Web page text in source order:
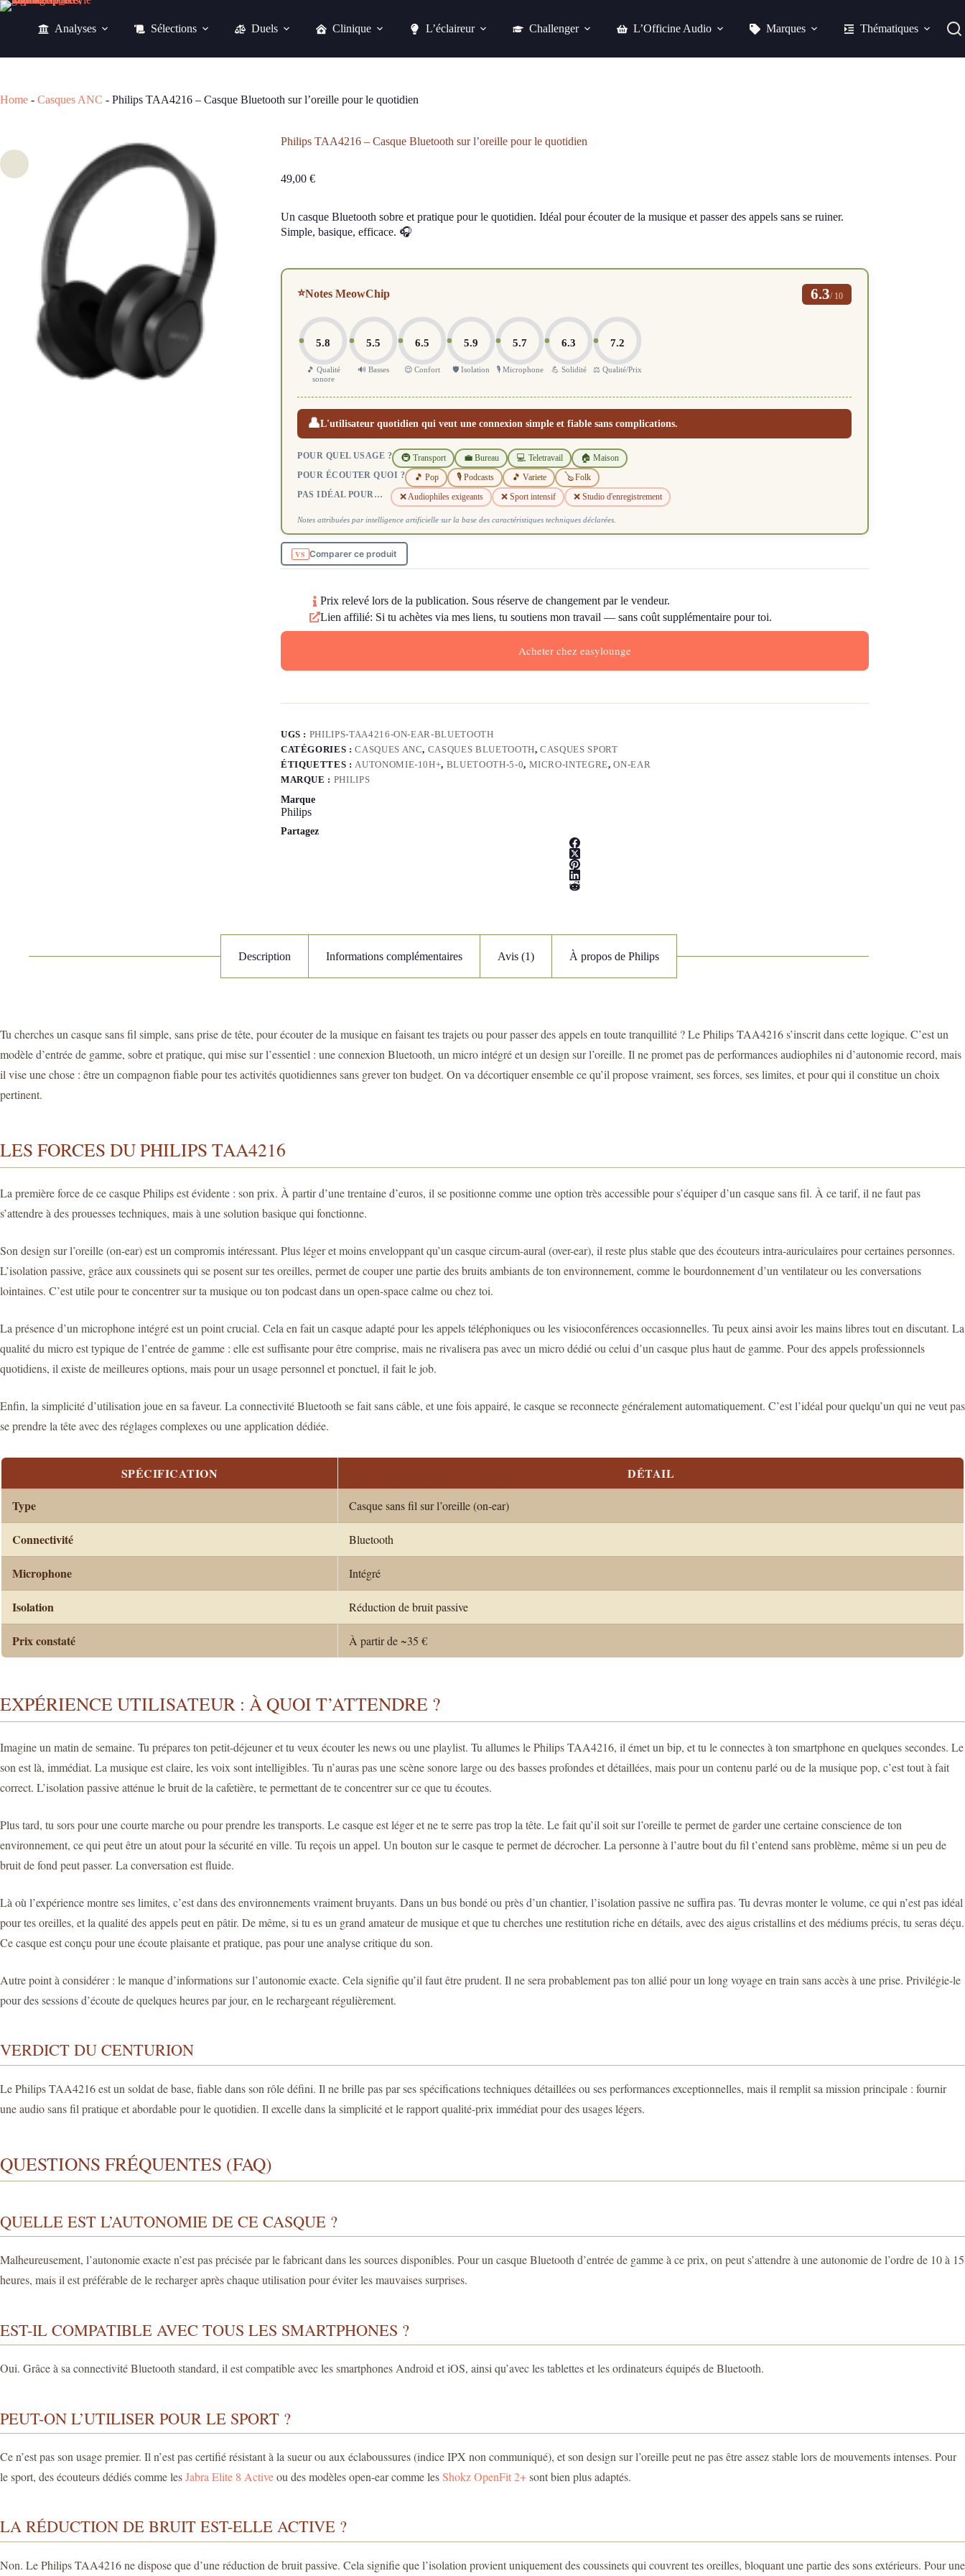
Passer
Analyses Sélections Duels Clinique L’éclaireur Challenger L’Officine Audio Marques Thématiques
Home - Casques ANC - Philips TAA4216 – Casque Bluetooth sur l’oreille pour le quotidien
Philips TAA4216 – Casque Bluetooth sur l’oreille pour le quotidien
49,00 €
Un casque Bluetooth sobre et pratique pour le quotidien. Idéal pour écouter de la musique et passer des appels sans se ruiner.
Simple, basique, efficace. 🎧
⭐Notes MeowChip 6.3/ 10
5.8
🎵 Qualité
sonore
5.5
🔊 Basses
6.5
😌 Confort
5.9
🛡️ Isolation
5.7
🎙️ Microphone
6.3
💪 Solidité
7.2
⚖️ Qualité/Prix
👤L'utilisateur quotidien qui veut une connexion simple et fiable sans complications.
POUR QUEL USAGE ? 🚇 Transport 💼 Bureau 💻 Teletravail 🏠 Maison
POUR ÉCOUTER QUOI ? 🎵 Pop 🎙️ Podcasts 🎵 Variete 🪕 Folk
PAS IDÉAL POUR… ❌ Audiophiles exigeants ❌ Sport intensif ❌ Studio d'enregistrement
Notes attribuées par intelligence artificielle sur la base des caractéristiques techniques déclarées.
Comparer ce produit
Prix relevé lors de la publication. Sous réserve de changement par le vendeur.
Lien affilié: Si tu achètes via mes liens, tu soutiens mon travail — sans coût supplémentaire pour toi.
Acheter chez easylounge
UGS : PHILIPS-TAA4216-ON-EAR-BLUETOOTH
CATÉGORIES :CASQUES ANC, CASQUES BLUETOOTH,CASQUES SPORT
ÉTIQUETTES : AUTONOMIE-10H+, BLUETOOTH-5-0, MICRO-INTEGRE,ON-EAR
MARQUE : PHILIPS
Marque
Philips
Partagez
Description Informations complémentaires Avis (1) À propos de Philips
Tu cherches un casque sans fil simple, sans prise de tête, pour écouter de la musique en faisant tes trajets ou pour passer des appels en toute tranquillité ? Le Philips TAA4216 s’inscrit dans cette logique. C’est un
modèle d’entrée de gamme, sobre et pratique, qui mise sur l’essentiel : une connexion Bluetooth, un micro intégré et un design sur l’oreille. Il ne promet pas de performances audiophiles ni d’autonomie record, mais
il vise une chose : être un compagnon fiable pour tes activités quotidiennes sans grever ton budget. On va décortiquer ensemble ce qu’il propose vraiment, ses forces, ses limites, et pour qui il constitue un choix
pertinent.
LES FORCES DU PHILIPS TAA4216
La première force de ce casque Philips est évidente : son prix. À partir d’une trentaine d’euros, il se positionne comme une option très accessible pour s’équiper d’un casque sans fil. À ce tarif, il ne faut pas
s’attendre à des prouesses techniques, mais à une solution basique qui fonctionne.
Son design sur l’oreille (on-ear) est un compromis intéressant. Plus léger et moins enveloppant qu’un casque circum-aural (over-ear), il reste plus stable que des écouteurs intra-auriculaires pour certaines personnes.
L’isolation passive, grâce aux coussinets qui se posent sur tes oreilles, permet de couper une partie des bruits ambiants de ton environnement, comme le bourdonnement d’un ventilateur ou les conversations
lointaines. C’est utile pour te concentrer sur ta musique ou ton podcast dans un open-space calme ou chez toi.
La présence d’un microphone intégré est un point crucial. Cela en fait un casque adapté pour les appels téléphoniques ou les visioconférences occasionnelles. Tu peux ainsi avoir les mains libres tout en discutant. La
qualité du micro est typique de l’entrée de gamme : elle est suffisante pour être comprise, mais ne rivalisera pas avec un micro dédié ou celui d’un casque plus haut de gamme. Pour des appels professionnels
quotidiens, il existe de meilleures options, mais pour un usage personnel et ponctuel, il fait le job.
Enfin, la simplicité d’utilisation joue en sa faveur. La connectivité Bluetooth se fait sans câble, et une fois appairé, le casque se reconnecte généralement automatiquement. C’est l’idéal pour quelqu’un qui ne veut pas
se prendre la tête avec des réglages complexes ou une application dédiée.
SPÉCIFICATION
DÉTAIL
Type
Casque sans fil sur l’oreille (on-ear)
Connectivité Bluetooth
Microphone Intégré
Isolation Réduction de bruit passive
Prix constaté À partir de ~35 €
EXPÉRIENCE UTILISATEUR : À QUOI T’ATTENDRE ?
Imagine un matin de semaine. Tu prépares ton petit-déjeuner et tu veux écouter les news ou une playlist. Tu allumes le Philips TAA4216, il émet un bip, et tu le connectes à ton smartphone en quelques secondes. Le
son est là, immédiat. La musique est claire, les voix sont intelligibles. Tu n’auras pas une scène sonore large ou des basses profondes et détaillées, mais pour un contenu parlé ou de la musique pop, c’est tout à fait
correct. L’isolation passive atténue le bruit de la cafetière, te permettant de te concentrer sur ce que tu écoutes.
Plus tard, tu sors pour une courte marche ou pour prendre les transports. Le casque est léger et ne te serre pas trop la tête. Le fait qu’il soit sur l’oreille te permet de garder une certaine conscience de ton
environnement, ce qui peut être un atout pour la sécurité en ville. Tu reçois un appel. Un bouton sur le casque te permet de décrocher. La personne à l’autre bout du fil t’entend sans problème, même si un peu de
bruit de fond peut passer. La conversation est fluide.
Là où l’expérience montre ses limites, c’est dans des environnements vraiment bruyants. Dans un bus bondé ou près d’un chantier, l’isolation passive ne suffira pas. Tu devras monter le volume, ce qui n’est pas idéal
pour tes oreilles, et la qualité des appels peut en pâtir. De même, si tu es un grand amateur de musique et que tu cherches une restitution riche en détails, avec des aigus cristallins et des médiums précis, tu seras déçu.
Ce casque est conçu pour une écoute plaisante et pratique, pas pour une analyse critique du son.
Autre point à considérer : le manque d’informations sur l’autonomie exacte. Cela signifie qu’il faut être prudent. Il ne sera probablement pas ton allié pour un long voyage en train sans accès à une prise. Privilégie-le
pour des sessions d’écoute de quelques heures par jour, en le rechargeant régulièrement.
VERDICT DU CENTURION
Le Philips TAA4216 est un soldat de base, fiable dans son rôle défini. Il ne brille pas par ses spécifications techniques détaillées ou ses performances exceptionnelles, mais il remplit sa mission principale : fournir
une audio sans fil pratique et abordable pour le quotidien. Il excelle dans la simplicité et le rapport qualité-prix immédiat pour des usages légers.
QUESTIONS FRÉQUENTES (FAQ)
QUELLE EST L’AUTONOMIE DE CE CASQUE ?
Malheureusement, l’autonomie exacte n’est pas précisée par le fabricant dans les sources disponibles. Pour un casque Bluetooth d’entrée de gamme à ce prix, on peut s’attendre à une autonomie de l’ordre de 10 à 15
heures, mais il est préférable de le recharger après chaque utilisation pour éviter les mauvaises surprises.
EST-IL COMPATIBLE AVEC TOUS LES SMARTPHONES ?
Oui. Grâce à sa connectivité Bluetooth standard, il est compatible avec les smartphones Android et iOS, ainsi qu’avec les tablettes et les ordinateurs équipés de Bluetooth.
PEUT-ON L’UTILISER POUR LE SPORT ?
Ce n’est pas son usage premier. Il n’est pas certifié résistant à la sueur ou aux éclaboussures (indice IPX non communiqué), et son design sur l’oreille peut ne pas être assez stable lors de mouvements intenses. Pour
le sport, des écouteurs dédiés comme lesJabra Elite 8 Activeou des modèles open-ear comme lesShokz OpenFit 2+sont bien plus adaptés.
LA RÉDUCTION DE BRUIT EST-ELLE ACTIVE ?
Non. Le Philips TAA4216 ne dispose que d’une réduction de bruit passive. Cela signifie que l’isolation provient uniquement des coussinets qui couvrent tes oreilles, bloquant une partie des sons extérieurs. Pour une